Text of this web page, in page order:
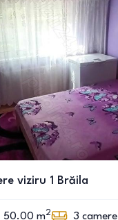
viziru 1 Brăila
50.00 m2 3 camere